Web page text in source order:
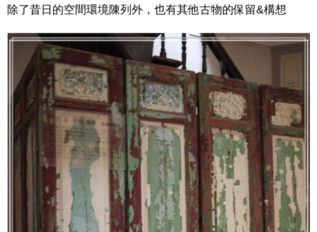
除了昔日的空間環境陳列外，也有其他古物的保留&構想